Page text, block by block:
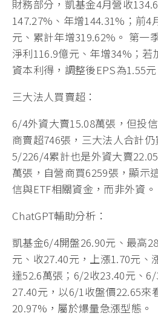
財務部分，凱基金4月營收
147.27%、年增144.31%；前4
元、累計年增319.62%。 第一
淨利116.9億元、年增34%；若
資本利得，調整後EPS為1.55元
三大法人買賣超：
6/4外資大賣15.08萬張，但投
商賣超746張，三大法人合計仍
5/226/4累計也是外資大賣
萬張，自營商買6259張，顯示
信與ETF相關資金，而非外資。
ChatGPT輔助分析：
凱基金6/4開盤26.90元、最高
元、收27.40元，上漲1.70元、
達52.6萬張；6/2收23.40元、
27.40元，以6/1收盤價22.65來
20.97%，屬於爆量急漲型態。